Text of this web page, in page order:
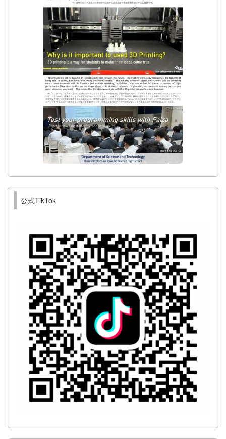
公式TikTok